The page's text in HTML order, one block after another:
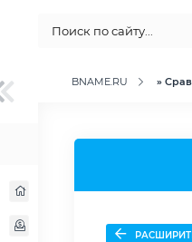
BNAME.RU »